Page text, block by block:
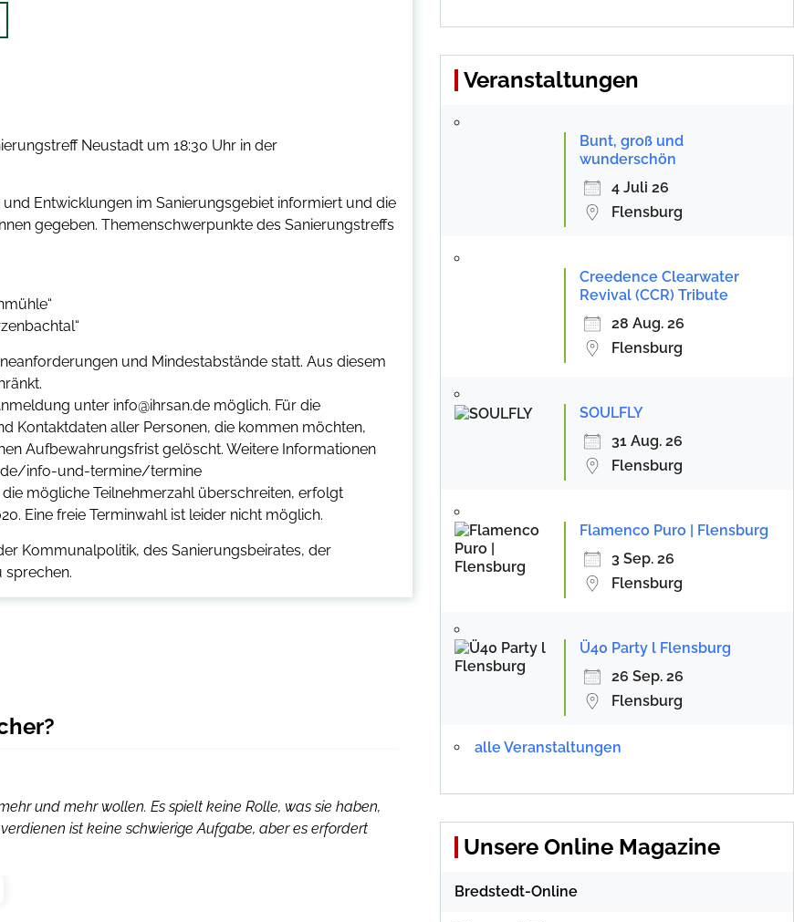
Neustadt um 18:30 Uhr in der
Entwicklungen im Sanierungsgebiet informiert und die
gegeben. Themenschwerpunkte des Sanierungstreffs
und Mindestabstände statt. Aus diesem
unter info@ihrsan.de möglich. Für die
Kontaktdaten aller Personen, die kommen möchten,
Aufbewahrungsfrist gelöscht. Weitere Informationen
info-und-termine/termine
mögliche Teilnehmerzahl überschreiten, erfolgt
Eine freie Terminwahl ist leider nicht möglich.
Kommunalpolitik, des Sanierungsbeirates, der
sprechen.
und mehr wollen. Es spielt keine Rolle, was sie haben,
ist keine schwierige Aufgabe, aber es erfordert
Veranstaltungen
Bunt, groß und
wunderschön
4 Juli 26
Flensburg
Creedence Clearwater
Revival (CCR) Tribute
28 Aug. 26
Flensburg
SOULFLY
31 Aug. 26
Flensburg
Flamenco Puro | Flensburg
3 Sep. 26
Flensburg
Ü40 Party l Flensburg
26 Sep. 26
Flensburg
alle Veranstaltungen
Unsere Online Magazine
Bredstedt-Online